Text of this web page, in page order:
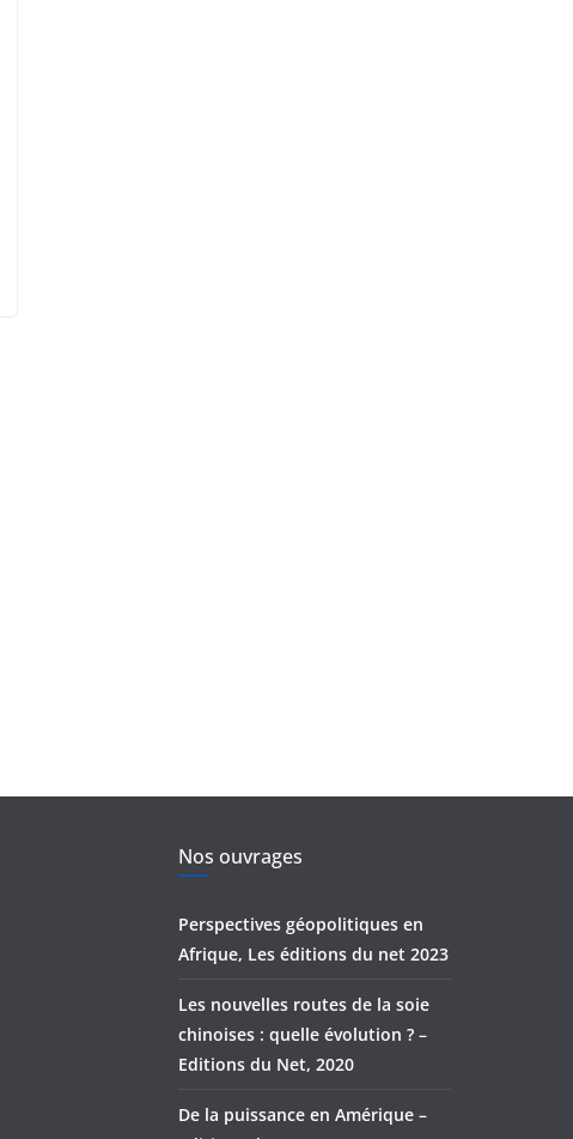
Nos ouvrages
Perspectives géopolitiques en
Afrique, Les éditions du net 2023
Les nouvelles routes de la soie
chinoises : quelle évolution ? –
Editions du Net, 2020
De la puissance en Amérique –